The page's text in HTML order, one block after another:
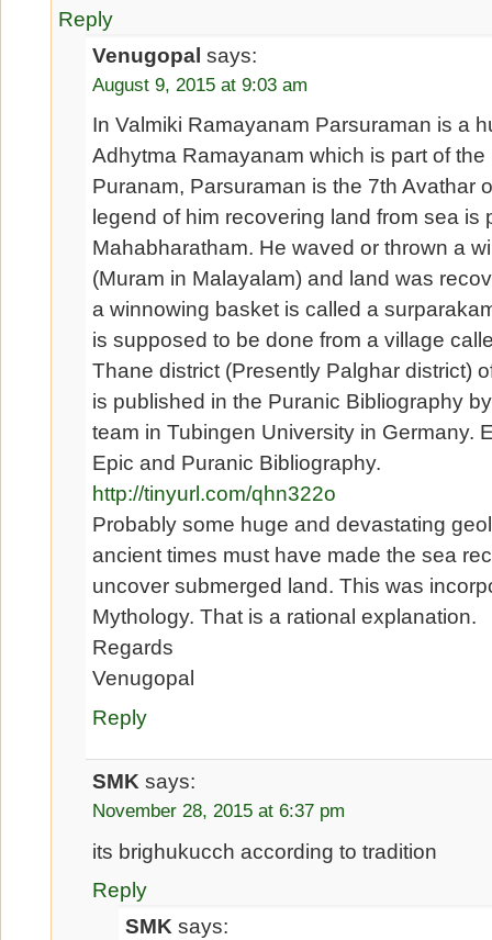
Reply
Venugopal says:
August 9, 2015 at 9:03 am
In Valmiki Ramayanam Parsuraman is a
Adhytma Ramayanam which is part of
Puranam, Parsuraman is the 7th Avathar
legend of him recovering land from sea is
Mahabharatham. He waved or thrown a
(Muram in Malayalam) and land was
a winnowing basket is called a
is supposed to be done from a village
Thane district (Presently Palghar district)
is published in the Puranic Bibliography
team in Tubingen University in Germany.
Epic and Puranic Bibliography.
http://tinyurl.com/qhn322o
Probably some huge and devastating
ancient times must have made the sea
uncover submerged land. This was
Mythology. That is a rational explanation.
Regards
Venugopal
Reply
SMK says:
November 28, 2015 at 6:37 pm
its brighukucch according to tradition
Reply
SMK says: